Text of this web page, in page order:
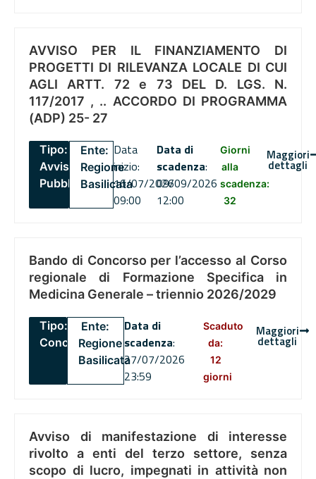
AVVISO PER IL FINANZIAMENTO DI
PROGETTI DI RILEVANZA LOCALE DI CUI
AGLI ARTT. 72 e 73 DEL D. LGS. N.
117/2017 , .. ACCORDO DI PROGRAMMA
(ADP) 25- 27
Tipo:
Avviso
Pubblico
Ente:
Regione
Basilicata
Data
inizio:
16/07/2026
09:00
Data di
scadenza:
09/09/2026
12:00
Giorni
alla
scadenza:
32
Maggiori
dettagli
Bando di Concorso per l’accesso al Corso
regionale di Formazione Specifica in
Medicina Generale – triennio 2026/2029
Tipo:
Concorsi
Ente:
Regione
Basilicata
Data di
scadenza:
27/07/2026
23:59
Scaduto
da:
12
giorni
Maggiori
dettagli
Avviso di manifestazione di interesse
rivolto a enti del terzo settore, senza
scopo di lucro, impegnati in attività non